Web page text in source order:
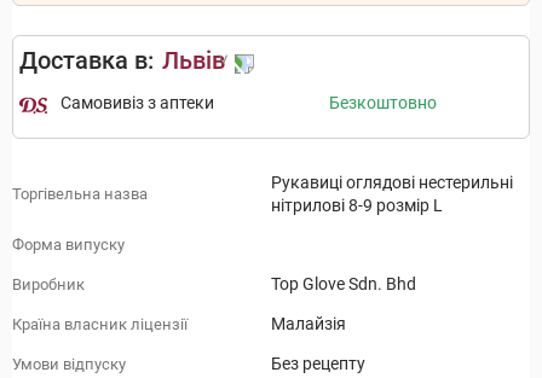
Доставка в: Львів
Самовивіз з аптеки Безкоштовно
Торгівельна назва
Рукавиці оглядові нестерильні
нітрилові 8-9 розмір L
Форма випуску
Виробник Top Glove Sdn. Bhd
Країна власник ліцензії Малайзія
Умови відпуску Без рецепту